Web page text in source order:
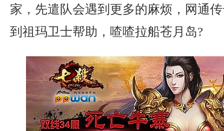
家，先遣队会遇到更多的麻烦，网通
到祖玛卫士帮助，喳喳拉船苍月岛?